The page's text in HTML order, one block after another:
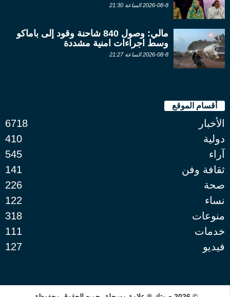
2026-08-8 الساعة 21:30
مالي: وصول 840 شاحنة وقود إلى باماكو
وسط اجراءات امنية مشددة
2026-08-8 الساعة 21:27
أقسام الموقع
الأخبار
6718
دولية
410
آراء
545
ثقافة وفن
141
صحة
226
نساء
122
منوعات
318
خدمات
111
فيديو
127